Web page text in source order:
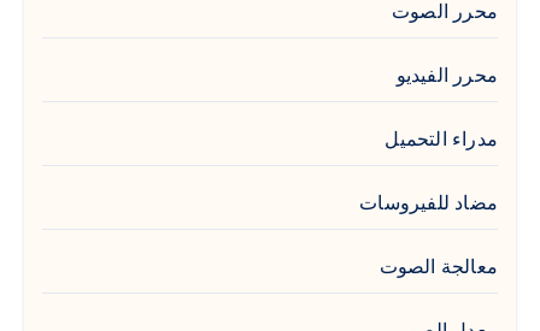
محرر الصوت
محرر الفيديو
مدراء التحميل
مضاد للفيروسات
معالجة الصوت